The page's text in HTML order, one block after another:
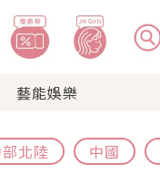
藝能娛樂
北陸 中國